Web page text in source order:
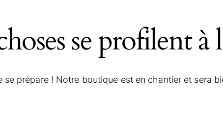
se profilent à
se prépare ! Notre boutique est en chantier et sera